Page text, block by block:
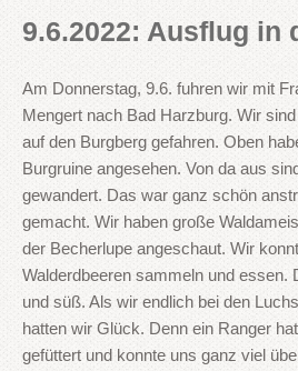
9.6.2022: Ausflug in
Am Donnerstag, 9.6. fuhren wir mit
Mengert nach Bad Harzburg. Wir
auf den Burgberg gefahren. Oben
Burgruine angesehen. Von da aus
gewandert. Das war ganz schön
gemacht. Wir haben große
der Becherlupe angeschaut. Wir
Walderdbeeren sammeln und essen.
und süß. Als wir endlich bei den
hatten wir Glück. Denn ein Ranger
gefüttert und konnte uns ganz viel